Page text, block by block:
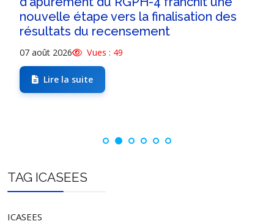
nouvelle étape vers la finalisation des
résultats du recensement
07 août 2026 Vues : 49
Lire la suite
TAG ICASEES
ICASEES